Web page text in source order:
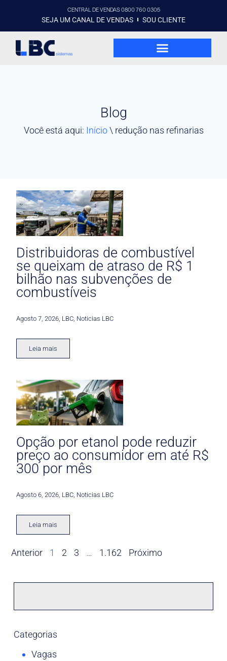
CENTRAL DE VENDAS 0800 760 0305
SEJA UM CANAL DE VENDAS SOU CLIENTE
Blog
Você está aqui: Início\ redução nas refinarias
Distribuidoras de combustível
se queixam de atraso de R$ 1
bilhão nas subvenções de
combustíveis
Agosto 7, 2026 LBC Noticias LBC
Leia mais
Opção por etanol pode reduzir
preço ao consumidor em até R$
300 por mês
Agosto 6, 2026 LBC Noticias LBC
Leia mais
Anterior 1 2 3 … 1.162 Próximo
Categorias
Vagas